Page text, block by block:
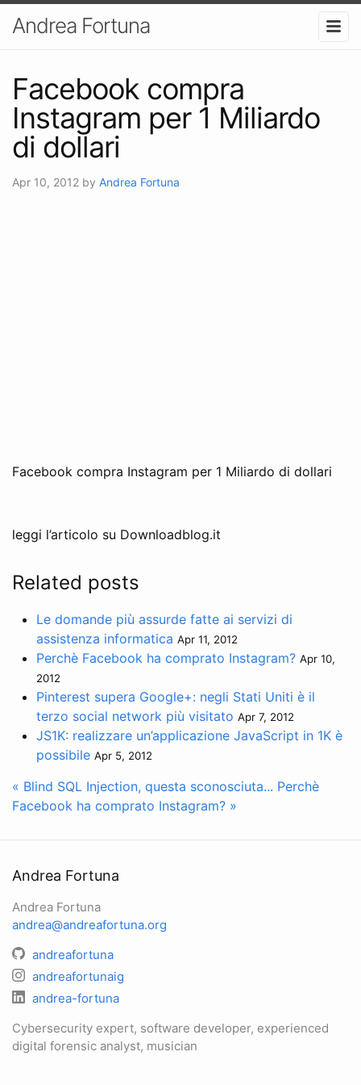
Andrea Fortuna
Facebook compra
Instagram per 1 Miliardo
di dollari
Apr 10, 2012 by Andrea Fortuna
Facebook compra Instagram per 1 Miliardo di dollari
leggi l’articolo su Downloadblog.it
Related posts
Le domande più assurde fatte ai servizi di
assistenza informatica Apr 11, 2012
Perchè Facebook ha comprato Instagram? Apr 10,
2012
Pinterest supera Google+: negli Stati Uniti è il
terzo social network più visitato Apr 7, 2012
JS1K: realizzare un’applicazione JavaScript in 1K è
possibile Apr 5, 2012
« Blind SQL Injection, questa sconosciuta... Perchè
Facebook ha comprato Instagram? »
Andrea Fortuna
Andrea Fortuna
andrea@andreafortuna.org
andreafortuna
andreafortunaig
andrea-fortuna
Cybersecurity expert, software developer, experienced
digital forensic analyst, musician